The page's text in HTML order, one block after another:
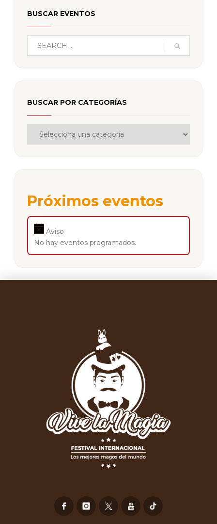
BUSCAR EVENTOS
BUSCAR POR CATEGORÍAS
Próximos eventos
Aviso
No hay eventos programados.